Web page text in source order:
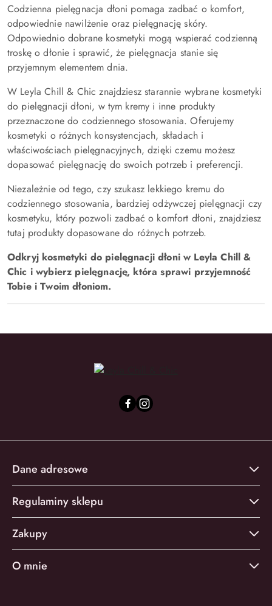
Codzienna pielęgnacja dłoni pomaga zadbać o komfort,
odpowiednie nawilżenie oraz pielęgnację skóry.
Odpowiednio dobrane kosmetyki mogą wspierać codzienną
troskę o dłonie i sprawić, że pielęgnacja stanie się
przyjemnym elementem dnia.
W Leyla Chill & Chic znajdziesz starannie wybrane kosmetyki
do pielęgnacji dłoni, w tym kremy i inne produkty
przeznaczone do codziennego stosowania. Oferujemy
kosmetyki o różnych konsystencjach, składach i
właściwościach pielęgnacyjnych, dzięki czemu możesz
dopasować pielęgnację do swoich potrzeb i preferencji.
Niezależnie od tego, czy szukasz lekkiego kremu do
codziennego stosowania, bardziej odżywczej pielęgnacji czy
kosmetyku, który pozwoli zadbać o komfort dłoni, znajdziesz
tutaj produkty dopasowane do różnych potrzeb.
Odkryj kosmetyki do pielęgnacji dłoni w Leyla Chill &
Chic i wybierz pielęgnację, która sprawi przyjemność
Tobie i Twoim dłoniom.
Dane adresowe
Regulaminy sklepu
Zakupy
O mnie